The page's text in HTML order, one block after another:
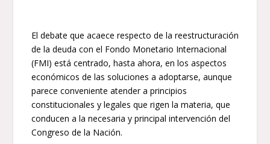
El debate que acaece respecto de la reestructuración
de la deuda con el Fondo Monetario Internacional
(FMI) está centrado, hasta ahora, en los aspectos
económicos de las soluciones a adoptarse, aunque
parece conveniente atender a principios
constitucionales y legales que rigen la materia, que
conducen a la necesaria y principal intervención del
Congreso de la Nación.